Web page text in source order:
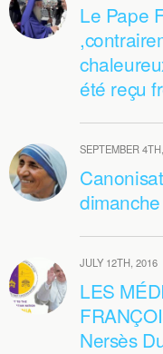
Le Pape
été reçu
SEPTEMBER
JULY 12TH, 2016
LES
Nersès